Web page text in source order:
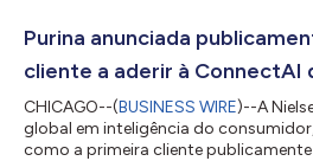
Purina anunciada
cliente a aderir à ConnectAI
CHICAGO--(BUSINESS WIRE)--A
global em inteligência do
como a primeira cliente